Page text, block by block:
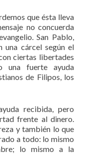
que ésta lleva
no concuerda
San Pablo,
una cárcel según el
ciertas libertades
una fuerte ayuda
de Filipos, los
recibida, pero
frente al dinero.
y también lo que
a todo: lo mismo
lo mismo a la